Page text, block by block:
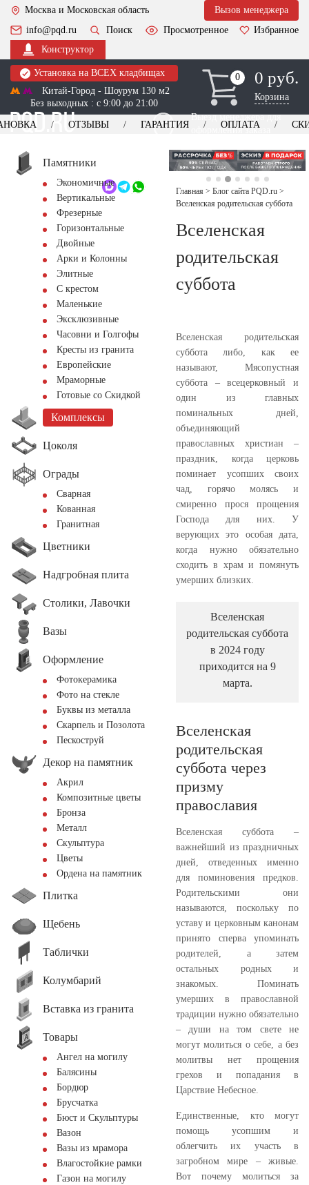
Москва и Московская область
Вызов менеджера
info@pqd.ru
Поиск Просмотренное
Избранное
Конструктор
Установка на ВСЕХ кладбищах
Китай-Город - Шоурум 130 м2
Без выходных : с 9:00 до 21:00
0
0 0 руб.
Корзина
Выезд менеджера для
оформления заказа
+7 (495) 518-44-23
Обратный звонок
ОТЗЫВЫ ГАРАНТИЯ ОПЛАТА
Памятники
Экономичные
Вертикальные
Фрезерные
Горизонтальные
Двойные
Арки и Колонны
Элитные
С крестом
Маленькие
Эксклюзивные
Часовни и Голгофы
Кресты из гранита
Европейские
Мраморные
Готовые со Скидкой
Комплексы
Цоколя
Ограды
Сварная
Кованная
Гранитная
Цветники
Надгробная плита
Столики, Лавочки
Вазы
Оформление
Фотокерамика
Фото на стекле
Буквы из металла
Скарпель и Позолота
Пескоструй
Декор на памятник
Акрил
Композитные цветы
Бронза
Металл
Скульптура
Цветы
Ордена на памятник
Плитка
Щебень
Таблички
Колумбарий
Вставка из гранита
Товары
Ангел на могилу
Балясины
Бордюр
Брусчатка
Бюст и Скульптуры
Вазон
Вазы из мрамора
Влагостойкие рамки
Газон на могилу
Главная > Блог сайта PQD.ru >
Вселенская родительская суббота
Вселенская
родительская
суббота
Вселенская родительская
суббота либо, как ее
называют, Мясопустная
суббота – всецерковный и
один из главных
поминальных дней,
объединяющий
православных христиан –
праздник, когда церковь
поминает усопших своих
чад, горячо молясь и
смиренно прося прощения
Господа для них. У
верующих это особая дата,
когда нужно обязательно
сходить в храм и помянуть
умерших близких.
Вселенская
родительская суббота
в 2024 году
приходится на 9
марта.
Вселенская
родительская
суббота через
призму
православия
Вселенская суббота –
важнейший из праздничных
дней, отведенных именно
для поминовения предков.
Родительскими они
называются, поскольку по
уставу и церковным канонам
принято сперва упоминать
родителей, а затем
остальных родных и
знакомых. Поминать
умерших в православной
традиции нужно обязательно
– души на том свете не
могут молиться о себе, а без
молитвы нет прощения
грехов и попадания в
Царствие Небесное.
Единственные, кто могут
помощь усопшим и
облегчить их участь в
загробном мире – живые.
Вот почему молиться за